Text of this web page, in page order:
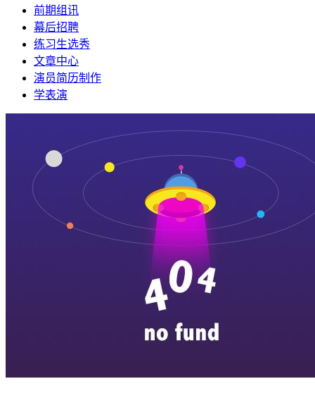
​前期组讯
​幕后招聘
​练习生选秀
文章中心
演员简历制作
学表演